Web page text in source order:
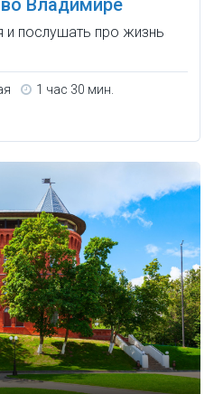
Владимире
и послушать про жизнь
1 час 30 мин.